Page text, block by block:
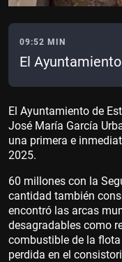
09:52 MIN
El
El Ayuntamiento de
José María García
una primera e
2025.
60 millones con la
cantidad también
encontró las arcas
desagradables como
combustible de la
perdida en el